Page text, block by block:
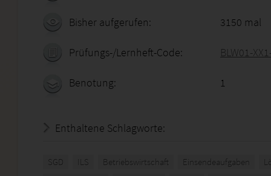
Bisher aufgerufen: 3150 mal
Prüfungs-/Lernheft-Code: BLW01-
Benotung: 1
Enthaltene Schlagworte:
SGD ILS Betriebswirtschaft Einsendeaufgaben